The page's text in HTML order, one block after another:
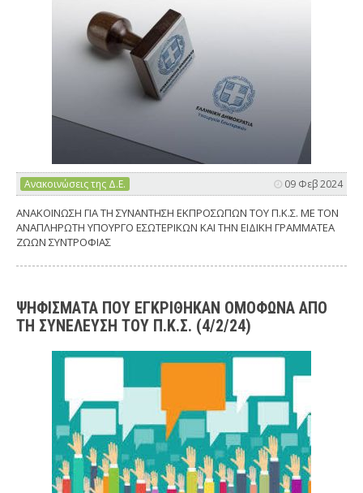
Ανακοινώσεις της Δ.Ε. 09 Φεβ 2024
ΑΝΑΚΟΙΝΩΣΗ ΓΙΑ ΤΗ ΣΥΝΑΝΤΗΣΗ ΕΚΠΡΟΣΩΠΩΝ ΤΟΥ Π.Κ.Σ. ΜΕ ΤΟΝ
ΑΝΑΠΛΗΡΩΤΗ ΥΠΟΥΡΓΟ ΕΣΩΤΕΡΙΚΩΝ ΚΑΙ ΤΗΝ ΕΙΔΙΚΗ ΓΡΑΜΜΑΤΕΑ
ΖΩΩΝ ΣΥΝΤΡΟΦΙΑΣ
ΨΗΦΙΣΜΑΤΑ ΠΟΥ ΕΓΚΡΙΘΗΚΑΝ ΟΜΟΦΩΝΑ ΑΠΟ
ΤΗ ΣΥΝΕΛΕΥΣΗ ΤΟΥ Π.Κ.Σ. (4/2/24)